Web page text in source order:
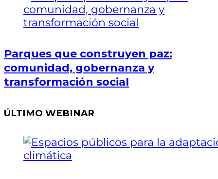
Parques que construyen paz:
comunidad, gobernanza y
transformación social
ÚLTIMO WEBINAR